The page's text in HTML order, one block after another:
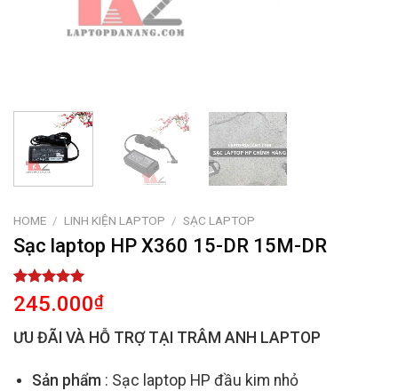
HOME / LINH KIỆN LAPTOP / SẠC LAPTOP
Sạc laptop HP X360 15-DR 15M-DR
Rated 5.00
out of 5
based on
2
customer
245.000₫
ƯU ĐÃI VÀ HỖ TRỢ TẠI TRÂM ANH LAPTOP
Sản phẩm : Sạc laptop HP đầu kim nhỏ